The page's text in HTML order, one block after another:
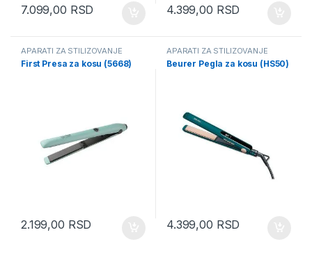
7.099,00 RSD 4.399,00 RSD
APARATI ZA STILIZOVANJE
KOSE
First Presa za kosu (5668)
2.199,00 RSD
APARATI ZA STILIZOVANJE
KOSE
Beurer Pegla za kosu (HS50)
4.399,00 RSD